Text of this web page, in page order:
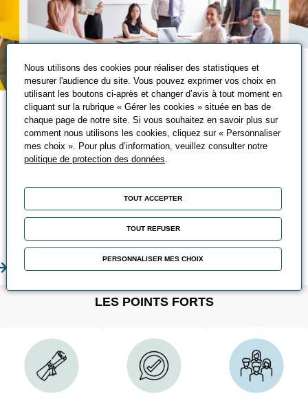
En savoir plus
Les écoles du
management
Véritable dispositif de professionnalisation
nombreuses années, les entreprises dans
la montée en compétences de leur
encadrement.
LES POINTS FORTS
Nous utilisons des cookies pour réaliser des statistiques et
mesurer l'audience du site. Vous pouvez exprimer vos choix en
utilisant les boutons ci-après et changer d’avis à tout moment en
cliquant sur la rubrique « Gérer les cookies » située en bas de
chaque page de notre site. Si vous souhaitez en savoir plus sur
comment nous utilisons les cookies, cliquez sur « Personnaliser
mes choix ». Pour plus d’information, veuillez consulter notre
politique de protection des données.
TOUT ACCEPTER
TOUT REFUSER
PERSONNALISER MES CHOIX